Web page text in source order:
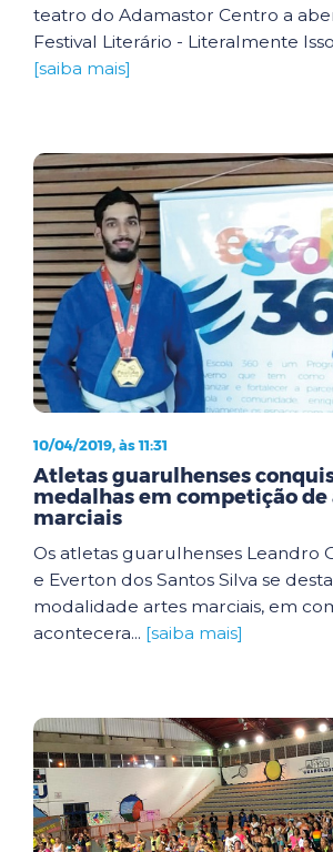
teatro do Adamastor Centro a
Festival Literário - Literalmente Isso
[saiba mais]
10/04/2019, às 11:31
Atletas guarulhenses
medalhas em competição de
marciais
Os atletas guarulhenses Leandro
e Everton dos Santos Silva se
modalidade artes marciais, em
acontecera... [saiba mais]